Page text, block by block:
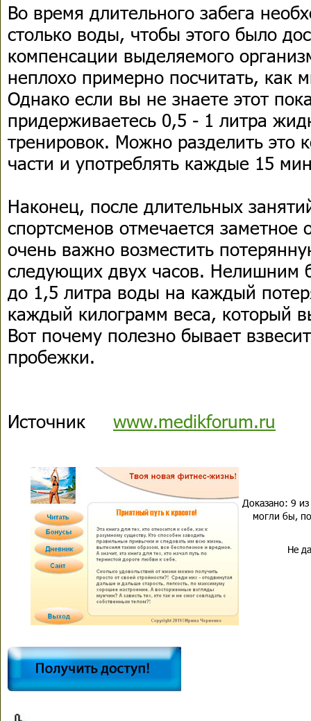
Во время длительного забега
столько воды, чтобы этого было
компенсации выделяемого
неплохо примерно посчитать, как
Однако если вы не знаете этот
придерживаетесь 0,5 - 1 литра
тренировок. Можно разделить это
части и употреблять каждые 15
Наконец, после длительных
спортсменов отмечается заметное
очень важно возместить
следующих двух часов. Нелишним
до 1,5 литра воды на каждый
каждый килограмм веса, который
Вот почему полезно бывает
пробежки.
Источник www.medikforum.ru
Доказано: 9
могли бы,
Не